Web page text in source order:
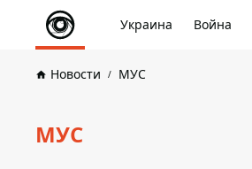
Украина Война
Новости МУС
МУС